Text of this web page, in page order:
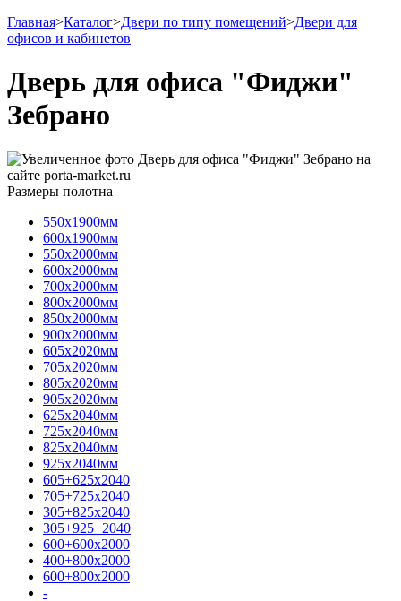
Главная>Каталог>Двери по типу помещений>Двери для
офисов и кабинетов
Дверь для офиса "Фиджи"
Зебрано
Размеры полотна
550х1900мм
600х1900мм
550х2000мм
600х2000мм
700х2000мм
800х2000мм
850х2000мм
900х2000мм
605х2020мм
705х2020мм
805х2020мм
905х2020мм
625х2040мм
725х2040мм
825х2040мм
925х2040мм
605+625х2040
705+725х2040
305+825х2040
305+925+2040
600+600х2000
400+800х2000
600+800х2000
-